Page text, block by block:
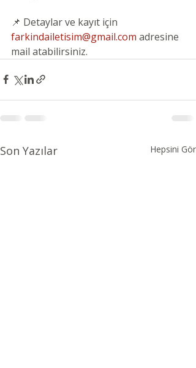
📌 Detaylar ve kayıt için
farkindailetisim@gmail.com adresine
mail atabilirsiniz.
Son Yazılar Hepsini Gör